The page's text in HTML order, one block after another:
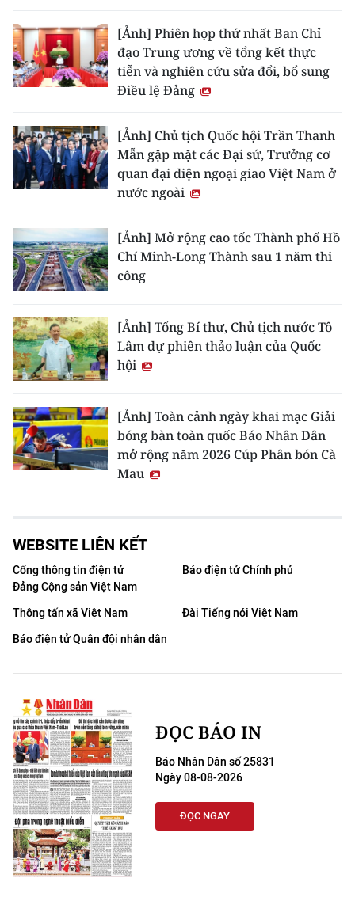
[Ảnh] Phiên họp thứ nhất Ban Chỉ
đạo Trung ương về tổng kết thực
tiễn và nghiên cứu sửa đổi, bổ sung
Điều lệ Đảng
[Ảnh] Chủ tịch Quốc hội Trần Thanh
Mẫn gặp mặt các Đại sứ, Trưởng cơ
quan đại diện ngoại giao Việt Nam ở
nước ngoài
[Ảnh] Mở rộng cao tốc Thành phố Hồ
Chí Minh-Long Thành sau 1 năm thi
công
[Ảnh] Tổng Bí thư, Chủ tịch nước Tô
Lâm dự phiên thảo luận của Quốc
hội
[Ảnh] Toàn cảnh ngày khai mạc Giải
bóng bàn toàn quốc Báo Nhân Dân
mở rộng năm 2026 Cúp Phân bón Cà
Mau
WEBSITE LIÊN KẾT
Cổng thông tin điện tử
Đảng Cộng sản Việt Nam
Báo điện tử Chính phủ
Thông tấn xã Việt Nam
Đài Tiếng nói Việt Nam
Báo điện tử Quân đội nhân dân
ĐỌC BÁO IN
Báo Nhân Dân số 25831
Ngày 08-08-2026
ĐỌC NGAY